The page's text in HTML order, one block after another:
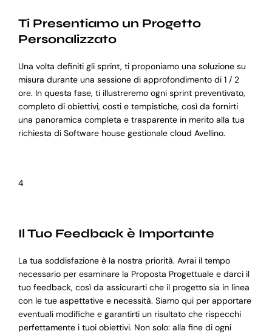
Ti Presentiamo un Progetto
Personalizzato
Una volta definiti gli sprint, ti proponiamo una soluzione su
misura durante una sessione di approfondimento di 1 / 2
ore. In questa fase, ti illustreremo ogni sprint preventivato,
completo di obiettivi, costi e tempistiche, così da fornirti
una panoramica completa e trasparente in merito alla tua
richiesta di Software house gestionale cloud Avellino.
4
Il Tuo Feedback è Importante
La tua soddisfazione è la nostra priorità. Avrai il tempo
necessario per esaminare la Proposta Progettuale e darci il
tuo feedback, così da assicurarti che il progetto sia in linea
con le tue aspettative e necessità. Siamo qui per apportare
eventuali modifiche e garantirti un risultato che rispecchi
perfettamente i tuoi obiettivi. Non solo: alla fine di ogni